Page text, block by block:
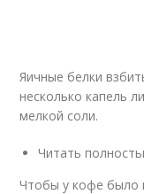
Яичные белки
несколько капель
мелкой соли.
Читать
Чтобы у кофе было